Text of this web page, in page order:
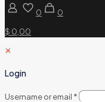
0
0
$ 0,00
✕
Login
Username or email *